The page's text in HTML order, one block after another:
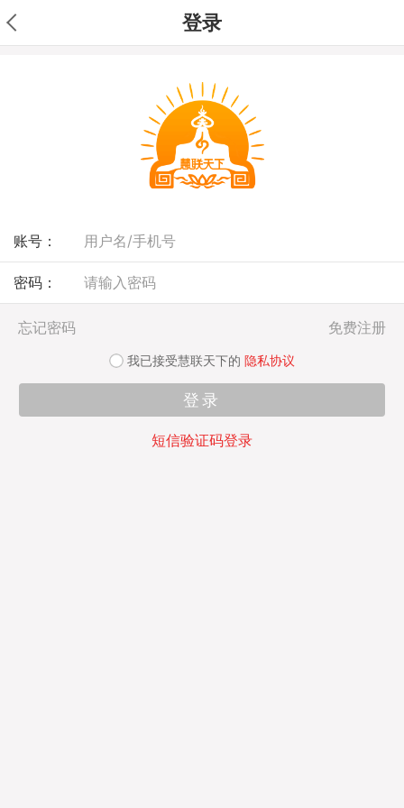
登录
账号：
密码：
忘记密码 免费注册
我已接受慧联天下的 隐私协议
短信验证码登录